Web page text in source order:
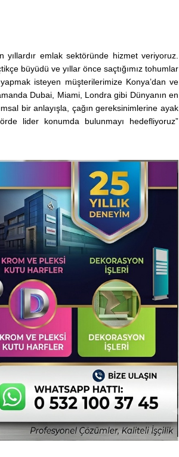
yıllardır emlak sektöründe hizmet veriyoruz.
büyüdü ve yıllar önce saçtığımız tohumlar
isteyen müşterilerimize Konya’dan ve
Dubai, Miami, Londra gibi Dünyanın en
bir anlayışla, çağın gereksinimlerine ayak
lider konumda bulunmayı hedefliyoruz”